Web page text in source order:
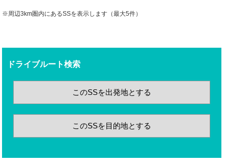
※周辺3km圏内にあるSSを表示します（最大5件）
ドライブルート検索
このSSを出発地とする
このSSを目的地とする